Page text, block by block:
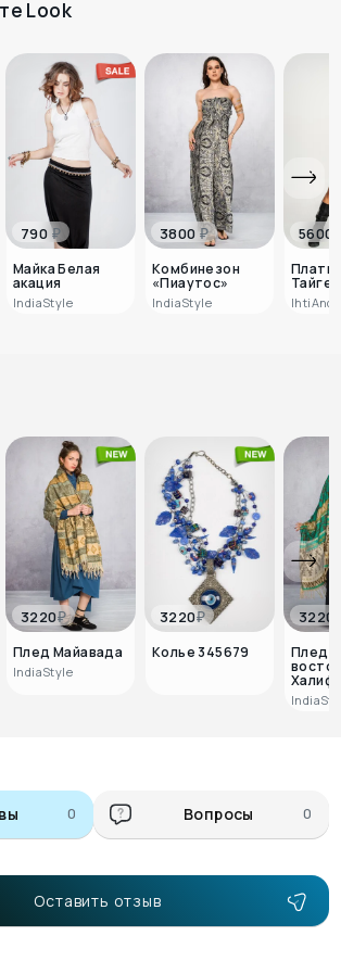
Look
790₽
Майка Белая
акация
IndiaStyle
3800₽
Комбинезон
«Пиаутос»
IndiaStyle
5600
3220₽
Плед Майавада
IndiaStyle
3220₽
Колье 345679
3220
Плед
0 Вопросы 0
Оставить отзыв